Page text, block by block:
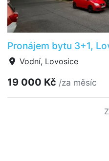
Pronájem bytu 3+1,
Vodní, Lovosice
19 000 Kč /za měsíc